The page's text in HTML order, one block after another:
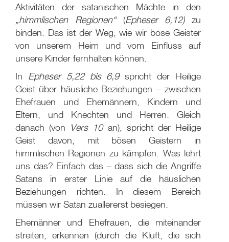
Aktivitäten der satanischen Mächte in den
„himmlischen Regionen“ (Epheser 6,12) zu
binden. Das ist der Weg, wie wir böse Geister
von unserem Heim und vom Einfluss auf
unsere Kinder fernhalten können.
In Epheser 5,22 bis 6,9spricht der Heilige
Geist über häusliche Beziehungen – zwischen
Ehefrauen und Ehemännern, Kindern und
Eltern, und Knechten und Herren. Gleich
danach (von
Vers 10an), spricht der Heilige
Geist davon, mit bösen Geistern in
himmlischen Regionen zu kämpfen. Was lehrt
uns das? Einfach das – dass sich die Angriffe
Satans in erster Linie auf die häuslichen
Beziehungen richten. In diesem Bereich
müssen wir Satan zuallererst besiegen.
Ehemänner und Ehefrauen, die miteinander
streiten, erkennen (durch die Kluft, die sich